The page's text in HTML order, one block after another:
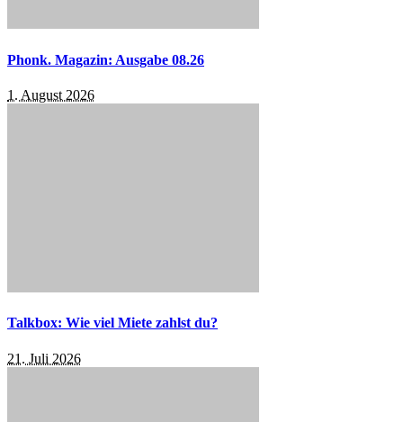
Phonk. Magazin: Ausgabe 08.26
1. August 2026
Talkbox: Wie viel Miete zahlst du?
21. Juli 2026